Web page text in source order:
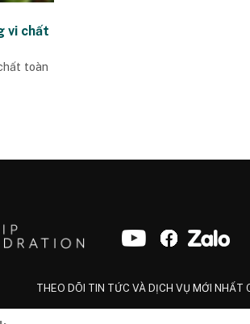
vi chất
toàn
THEO DÕI TIN TỨC VÀ DỊCH VỤ MỚI NHẤT